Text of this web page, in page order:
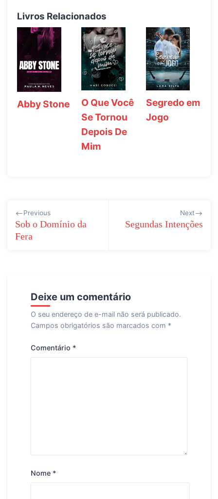
Livros Relacionados
Abby Stone
O Que Você
Se Tornou
Depois De
Mim
Segredo em
Jogo
Navegação
de
Post
Previous
Sob o Domínio da
Fera
Next
Segundas Intenções
Deixe um comentário
O seu endereço de e-mail não será publicado.
Campos obrigatórios são marcados com *
Comentário *
Nome *